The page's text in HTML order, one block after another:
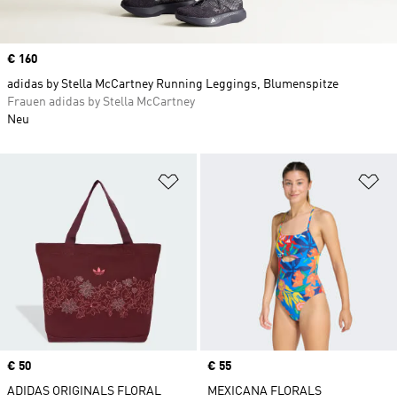
Zur Wunschliste hinzufügen
Price
€ 50
ADIDAS ORIGINALS FLORAL
Price
€ 55
MEXICANA FLORALS
Price
€ 160
adidas by Stella McCartney Running Leggings, Blumenspitze
Frauen adidas by Stella McCartney
Neu